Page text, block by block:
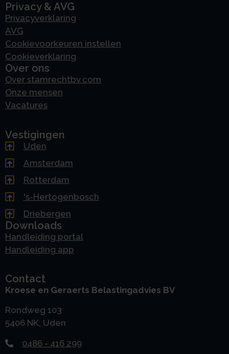
Privacy & AVG
Privacyverklaring
AVG
Cookievoorkeuren instellen
Cookieverklaring
Over ons
Over stamrechtbv.com
Onze mensen
Vacatures
Vestigingen
Uden
Amsterdam
Rotterdam
's-Hertogenbosch
Driebergen
Downloads
Handleiding portal
Handleiding app
Contact
Kroese en Geraerts Belastingadvies BV
Rondweg 103
5406 NK, Uden
0486 - 416 299